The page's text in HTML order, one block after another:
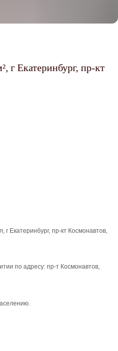
г Екатеринбург, пр-кт
г Екатеринбург, пр-кт Космонавтов,
по адресу: пр-т Космонавтов,